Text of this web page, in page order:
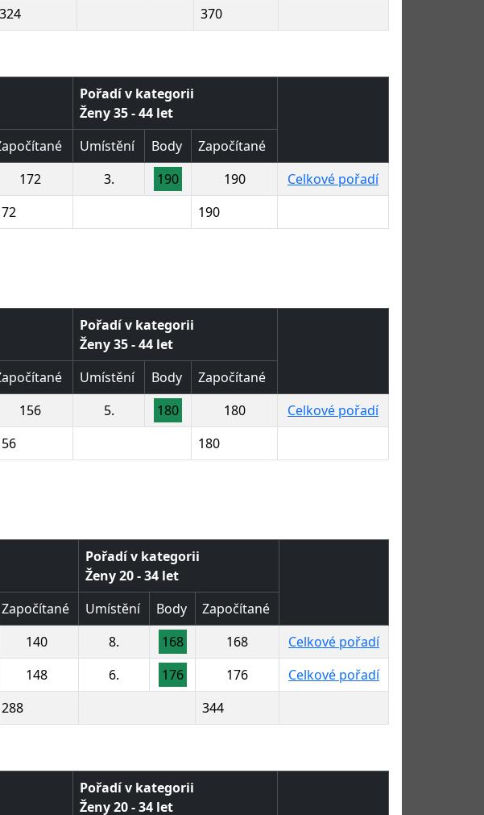
324 370
Pořadí v kategorii
Ženy 35 - 44 let
Umístění Body
Započítané
172 3. 190 190
Celkové pořadí
190
Pořadí v kategorii
Ženy 35 - 44 let
Umístění Body
Započítané
156 5. 180 180
Celkové pořadí
180
Pořadí v kategorii
Ženy 20 - 34 let
Započítané Umístění Body
Započítané
140 8. 168 168
Celkové pořadí
148 6. 176 176
Celkové pořadí
288 344
Pořadí v kategorii
Ženy 20 - 34 let